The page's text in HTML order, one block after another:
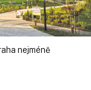
nejméně